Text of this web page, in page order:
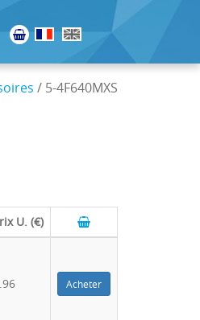
/ 5-4F640MXS
U. (€)
Acheter